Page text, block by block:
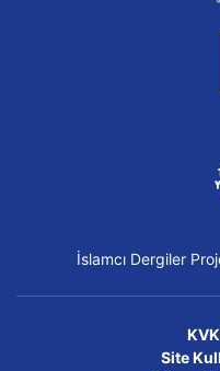
İslamcı Dergiler
Site